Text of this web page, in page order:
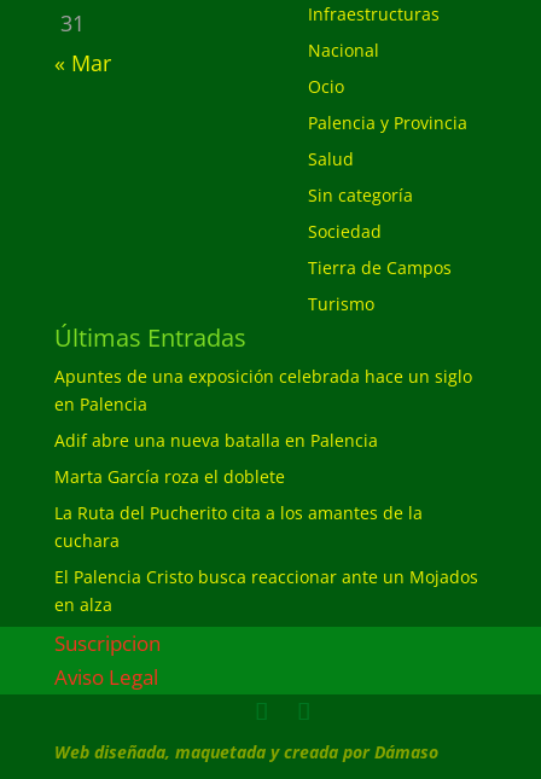
31
« Mar
Infraestructuras
Nacional
Ocio
Palencia y Provincia
Salud
Sin categoría
Sociedad
Tierra de Campos
Turismo
Últimas Entradas
Apuntes de una exposición celebrada hace un siglo
en Palencia
Adif abre una nueva batalla en Palencia
Marta García roza el doblete
La Ruta del Pucherito cita a los amantes de la
cuchara
El Palencia Cristo busca reaccionar ante un Mojados
en alza
Suscripcion
Aviso Legal
Web diseñada, maquetada y creada por Dámaso